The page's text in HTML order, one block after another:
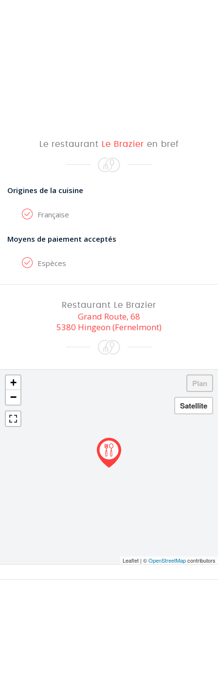
Le restaurant Le Brazier en bref
Origines de la cuisine
Française
Moyens de paiement acceptés
Espèces
Restaurant Le Brazier
Grand Route, 68
5380 Hingeon (Fernelmont)
+
−
Leaflet | ©OpenStreetMapcontributors